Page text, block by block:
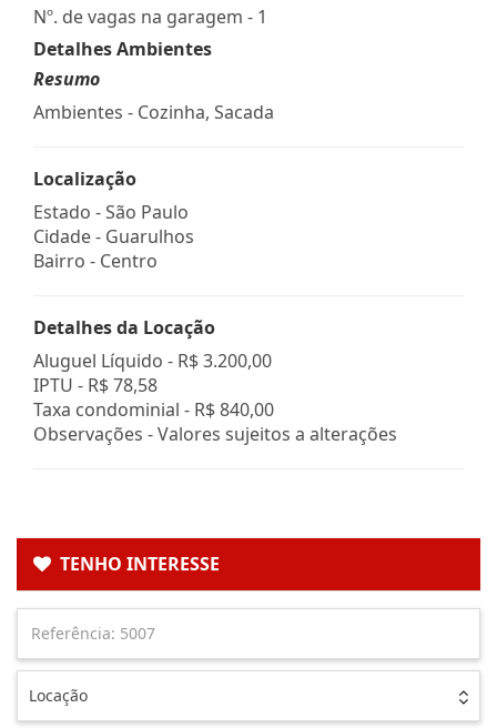
Nº. de vagas na garagem - 1
Detalhes Ambientes
Resumo
Ambientes - Cozinha, Sacada
Localização
Estado -São Paulo
Cidade - Guarulhos
Bairro - Centro
Detalhes da Locação
Aluguel Líquido - R$ 3.200,00
IPTU - R$ 78,58
Taxa condominial - R$ 840,00
Observações - Valores sujeitos a alterações
TENHO INTERESSE
Locação